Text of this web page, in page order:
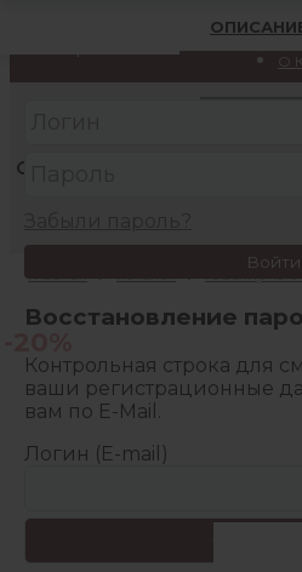
О
Главная / Каталог / Ювелирные
Войти
Восстановление
Контрольная строка для
ваши регистрационные
вам по E-Mail.
Логин (E-mail)